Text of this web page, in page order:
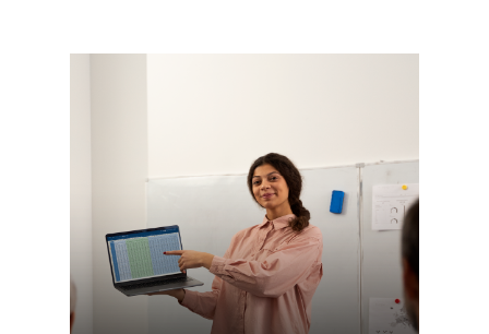
Hemos ayudado a innovar en
tecnología educativa a más de
700 universidades en LATAM,